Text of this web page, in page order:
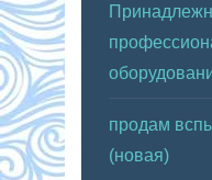
продам
(новая)